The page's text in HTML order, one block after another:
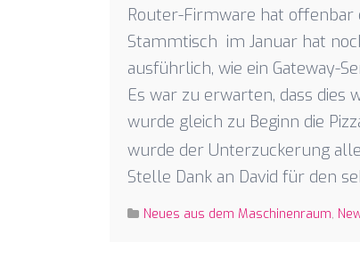
Router-Firmware hat offenbar
Stammtisch im Januar hat
ausführlich, wie ein Gateway-
Es war zu erwarten, dass dies
wurde gleich zu Beginn die
wurde der Unterzuckerung
Stelle Dank an David für den
Neues aus dem Maschinenraum,